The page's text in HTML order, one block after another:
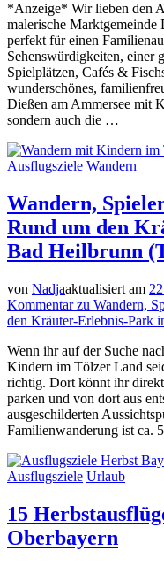
*Anzeige* Wir lieben den
malerische Marktgemeinde
perfekt für einen
Sehenswürdigkeiten, einer
Spielplätzen, Cafés &
wunderschönes,
Dießen am Ammersee mit
sondern auch die …
Ausflugsziele Wandern
Wandern,
Rund um den
Bad Heilbrunn
von Nadjaaktualisiert am
Kommentarzu Wandern,
den Kräuter-Erlebnis-Park
Wenn ihr auf der Suche
Kindern im Tölzer Land
richtig. Dort könnt ihr
parken und von dort aus
ausgeschilderten
Familienwanderung ist ca.
Ausflugsziele Urlaub
15
Oberbayern